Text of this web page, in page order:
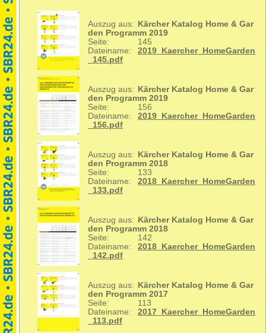
Auszug aus:
Kärcher Katalog Home & Gar
den Programm 2019
Seite:
145
Dateiname:
2019_Kaercher_HomeGarden
_145.pdf
Auszug aus:
Kärcher Katalog Home & Gar
den Programm 2019
Seite:
156
Dateiname:
2019_Kaercher_HomeGarden
_156.pdf
Auszug aus:
Kärcher Katalog Home & Gar
den Programm 2018
Seite:
133
Dateiname:
2018_Kaercher_HomeGarden
_133.pdf
Auszug aus:
Kärcher Katalog Home & Gar
den Programm 2018
Seite:
142
Dateiname:
2018_Kaercher_HomeGarden
_142.pdf
Auszug aus:
Kärcher Katalog Home & Gar
den Programm 2017
Seite:
113
Dateiname:
2017_Kaercher_HomeGarden
_113.pdf